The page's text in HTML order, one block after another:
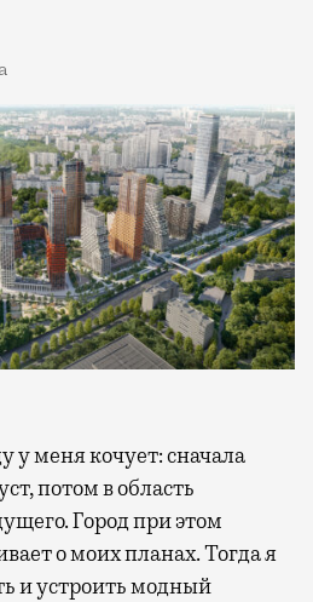
потом в область
Город при этом
о моих планах. Тогда я
и устроить модный